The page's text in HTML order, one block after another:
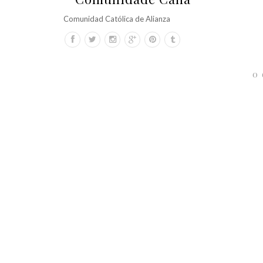
Comunidad Católica de Alianza
0